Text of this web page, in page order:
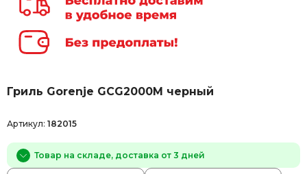
Гриль Gorenje GCG2000M черный
Артикул: 182015
Товар на складе, доставка от 3 дней